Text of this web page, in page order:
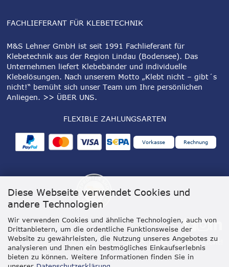
Diese Webseite verwendet Cookies und
andere Technologien
Wir verwenden Cookies und ähnliche Technologien, auch von
Drittanbietern, um die ordentliche Funktionsweise der
Website zu gewährleisten, die Nutzung unseres Angebotes zu
analysieren und Ihnen ein bestmögliches Einkaufserlebnis
bieten zu können. Weitere Informationen finden Sie in
FACHLIEFERANT FÜR KLEBETECHNIK
M&S Lehner GmbH ist seit 1991 Fachlieferant für
Klebetechnik aus der Region Lindau (Bodensee). Das
Unternehmen liefert Klebebänder und individuelle
Klebelösungen. Nach unserem Motto „Klebt nicht – gibt´s
nicht!“ bemüht sich unser Team um Ihre persönlichen
Anliegen. >> ÜBER UNS.
FLEXIBLE ZAHLUNGSARTEN
Vorkasse Rechnung